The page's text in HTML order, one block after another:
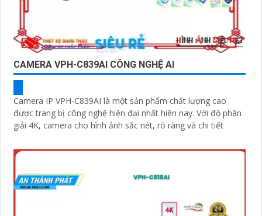
CAMERA VPH-C839AI CÔNG NGHỆ AI
Camera IP VPH-C839AI là một sản phẩm chất lượng cao
được trang bị công nghệ hiện đại nhất hiện nay. Với độ phân
giải 4K, camera cho hình ảnh sắc nét, rõ ràng và chi tiết